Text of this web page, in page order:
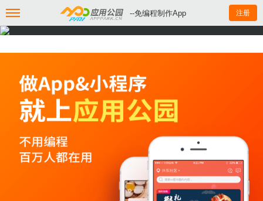
--免编程制作App 注册